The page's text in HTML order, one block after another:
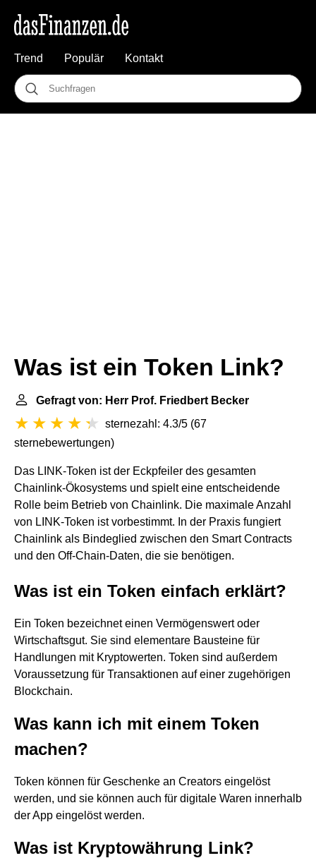
Trend Populär Kontakt
Was ist ein Token Link?
Gefragt von: Herr Prof. Friedbert Becker
sternezahl: 4.3/5 (67
sternebewertungen)
Das LINK-Token ist der Eckpfeiler des gesamten
Chainlink-Ökosystems und spielt eine entscheidende
Rolle beim Betrieb von Chainlink. Die maximale Anzahl
von LINK-Token ist vorbestimmt. In der Praxis fungiert
Chainlink als Bindeglied zwischen den Smart Contracts
und den Off-Chain-Daten, die sie benötigen.
Was ist ein Token einfach erklärt?
Ein Token bezeichnet einen Vermögenswert oder
Wirtschaftsgut. Sie sind elementare Bausteine für
Handlungen mit Kryptowerten. Token sind außerdem
Voraussetzung für Transaktionen auf einer zugehörigen
Blockchain.
Was kann ich mit einem Token
machen?
Token können für Geschenke an Creators eingelöst
werden, und sie können auch für digitale Waren innerhalb
der App eingelöst werden.
Was ist Kryptowährung Link?